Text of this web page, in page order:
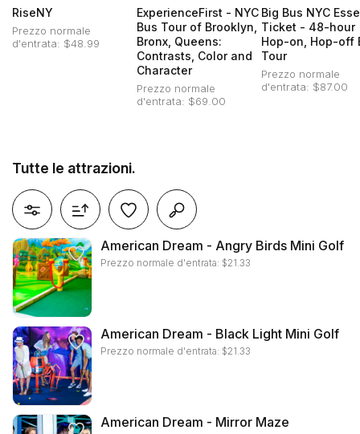
RiseNY
Prezzo normale
d'entrata: $48.99
ExperienceFirst - NYC
Bus Tour of Brooklyn,
Bronx, Queens:
Contrasts, Color and
Character
Prezzo normale
d'entrata: $69.00
Big Bus NYC
Ticket - 48-hour
Hop-on, Hop-off
Tour
Prezzo normale
d'entrata: $87.00
Tutte le attrazioni.
American Dream - Angry Birds Mini Golf
Prezzo normale d'entrata: $21.33
American Dream - Black Light Mini Golf
Prezzo normale d'entrata: $21.33
American Dream - Mirror Maze